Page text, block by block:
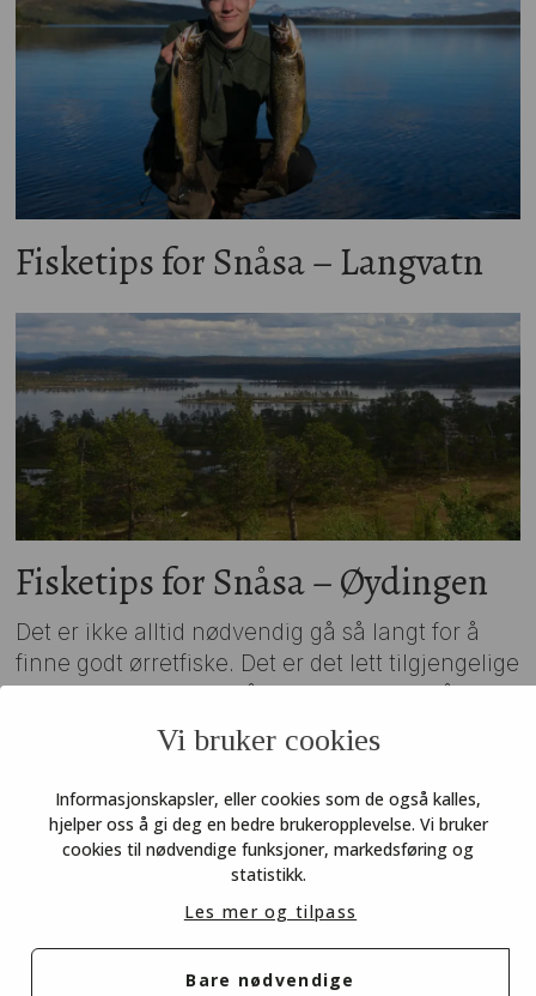
Vi bruker cookies
Informasjonskapsler, eller cookies som de også kalles,
hjelper oss å gi deg en bedre brukeropplevelse. Vi bruker
cookies til nødvendige funksjoner, markedsføring og
statistikk.
Les mer og tilpass
Bare nødvendige
Fisketips for Snåsa – Langvatn
Fisketips for Snåsa – Øydingen
Det er ikke alltid nødvendig gå så langt for å
finne godt ørretfiske. Det er det lett tilgjengelige
vannet Øydingen i Snåsa et godt bevis på.
COOKIES